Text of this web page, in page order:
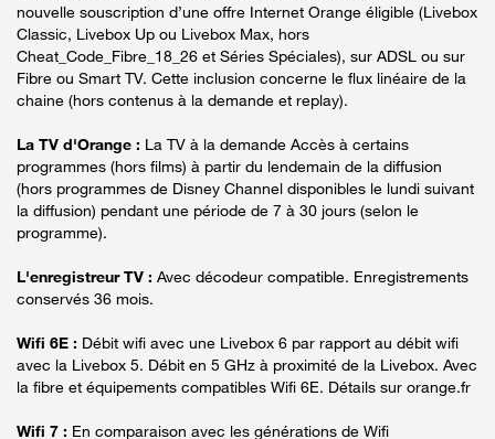
nouvelle souscription d’une offre Internet Orange éligible (Livebox
Classic, Livebox Up ou Livebox Max, hors
Cheat_Code_Fibre_18_26 et Séries Spéciales), sur ADSL ou sur
Fibre ou Smart TV. Cette inclusion concerne le flux linéaire de la
chaine (hors contenus à la demande et replay).
La TV d'Orange : La TV à la demande Accès à certains
programmes (hors films) à partir du lendemain de la diffusion
(hors programmes de Disney Channel disponibles le lundi suivant
la diffusion) pendant une période de 7 à 30 jours (selon le
programme).
L'enregistreur TV : Avec décodeur compatible. Enregistrements
conservés 36 mois.
Wifi 6E : Débit wifi avec une Livebox 6 par rapport au débit wifi
avec la Livebox 5. Débit en 5 GHz à proximité de la Livebox. Avec
la fibre et équipements compatibles Wifi 6E. Détails sur orange.fr
Wifi 7 : En comparaison avec les générations de Wifi